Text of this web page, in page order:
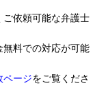
依頼可能な弁護士
料での対応が可能
ページをご覧くださ